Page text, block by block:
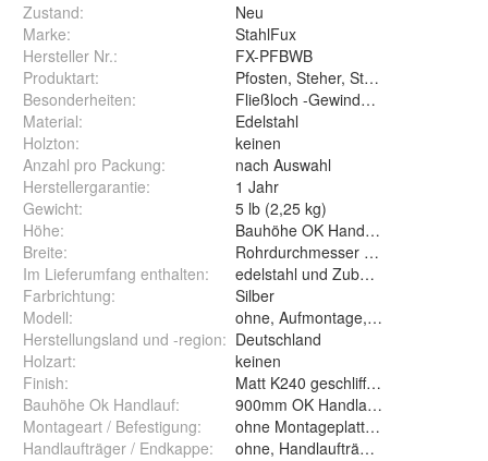
Zustand:
Neu
Marke:
StahlFux
Hersteller Nr.:
FX-PFBWB
Produktart:
Pfosten, Steher, Stütze
Besonderheiten:
Fließloch -Gewindebohrung nach
Material:
Edelstahl
Holzton:
keinen
Anzahl pro Packung:
nach Auswahl
Herstellergarantie:
1 Jahr
Gewicht:
5 lb (2,25 kg)
Höhe:
Bauhöhe OK Handlauf, 900, 1000,
Breite:
Rohrdurchmesser 42,4 mm
Im Lieferumfang enthalten:
edelstahl und Zubehör, ohne
Farbrichtung:
Silber
Modell:
ohne, Aufmontage, Wangen/
Herstellungsland und -region: Deutschland
Holzart:
keinen
Finish:
Matt K240 geschliffen
Bauhöhe Ok Handlauf:
Montageart / Befestigung:
Handlaufträger / Endkappe: ohne, Handlaufträger starr,